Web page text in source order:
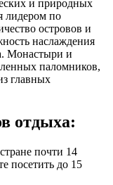
и природных
лидером по
островов и
наслаждения
Монастыри и
паломников,
главных
отдыха:
почти 14
посетить до 15